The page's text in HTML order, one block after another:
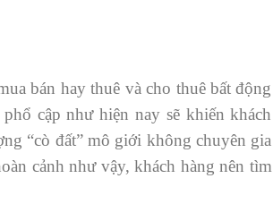
bán hay thuê và cho thuê bất động
cập như hiện nay sẽ khiến khách
“cò đất” mô giới không chuyên gia
cảnh như vậy, khách hàng nên tìm